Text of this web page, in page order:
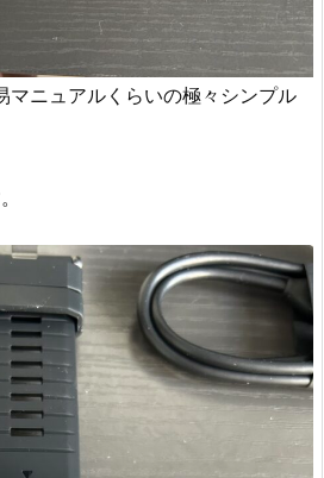
マニュアルくらいの極々シンプル